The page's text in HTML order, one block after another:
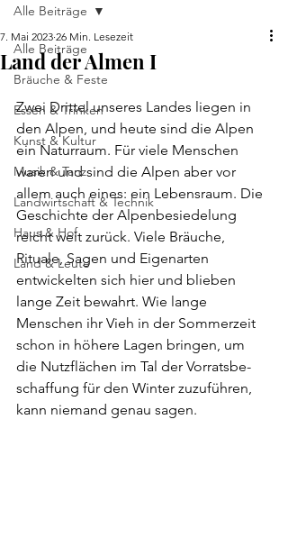
Alle Beiträge
Bräuche & Feste
Essen & Trinken
Kunst & Kultur
Musik & Tanz
Landwirtschaft & Technik
Haus & Hof
Land & Leute
Alle Beiträge
Land der Almen I
7. Mai 2023 26 Min. Lesezeit
Zwei Drittel unseres Landes liegen in
den Alpen, und heute sind die Alpen
ein Naturraum. Für viele Menschen
waren und sind die Alpen aber vor
allem auch eines: ein Lebensraum. Die
Geschichte der Alpenbesiedelung
reicht weit zurück. Viele Bräuche,
Rituale, Sagen und Eigenarten
entwickelten sich hier und blieben
lange Zeit bewahrt. Wie lange
Menschen ihr Vieh in der Sommerzeit
schon in höhere Lagen bringen, um
die Nutzflächen im Tal der Vorratsbe­
schaffung für den Winter zuzuführen,
kann niemand genau sagen.